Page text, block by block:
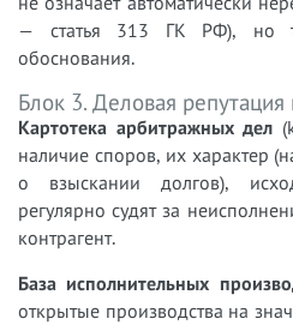
— статья 313 ГК РФ), но
обоснования.
Блок 3. Деловая репутация
Картотека арбитражных дел
наличие споров, их характер
о взыскании долгов),
регулярно судят за
контрагент.
База исполнительных
открытые производства на